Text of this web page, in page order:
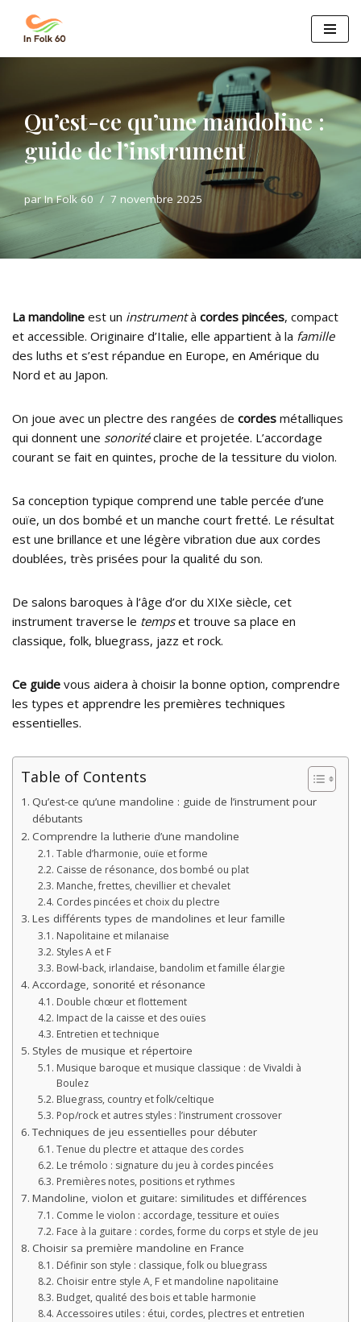
Aller
Qu’est-ce qu’une mandoline :
guide de l’instrument
parIn Folk 60 7 novembre 2025
La mandoline est un instrumentà cordes pincées, compact
et accessible. Originaire d’Italie, elle appartient à la famille
des luths et s’est répandue en Europe, en Amérique du
Nord et au Japon.
On joue avec un plectre des rangées de cordes métalliques
qui donnent une sonoritéclaire et projetée. L’accordage
courant se fait en quintes, proche de la tessiture du violon.
Sa conception typique comprend une table percée d’une
ouïe, un dos bombé et un manche court fretté. Le résultat
est une brillance et une légère vibration due aux cordes
doublées, très prisées pour la qualité du son.
De salons baroques à l’âge d’or du XIXe siècle, cet
instrument traverse le tempset trouve sa place en
classique, folk, bluegrass, jazz et rock.
Ce guide vous aidera à choisir la bonne option, comprendre
les types et apprendre les premières techniques
essentielles.
Table of Contents
Qu’est-ce qu’une mandoline : guide de l’instrument pour
débutants
Comprendre la lutherie d’une mandoline
Table d’harmonie, ouïe et forme
Caisse de résonance, dos bombé ou plat
Manche, frettes, chevillier et chevalet
Cordes pincées et choix du plectre
Les différents types de mandolines et leur famille
Napolitaine et milanaise
Styles A et F
Bowl-back, irlandaise, bandolim et famille élargie
Accordage, sonorité et résonance
Double chœur et flottement
Impact de la caisse et des ouïes
Entretien et technique
Styles de musique et répertoire
Musique baroque et musique classique : de Vivaldi à
Boulez
Bluegrass, country et folk/celtique
Pop/rock et autres styles : l’instrument crossover
Techniques de jeu essentielles pour débuter
Tenue du plectre et attaque des cordes
Le trémolo : signature du jeu à cordes pincées
Premières notes, positions et rythmes
Mandoline, violon et guitare: similitudes et différences
Comme le violon : accordage, tessiture et ouïes
Face à la guitare : cordes, forme du corps et style de jeu
Choisir sa première mandoline en France
Définir son style : classique, folk ou bluegrass
Choisir entre style A, F et mandoline napolitaine
Budget, qualité des bois et table harmonie
Accessoires utiles : étui, cordes, plectres et entretien